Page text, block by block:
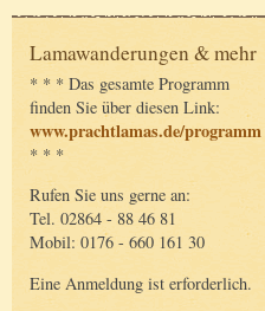
Lamawanderungen & mehr
* * * Das gesamte Programm
finden Sie über diesen Link:
www.prachtlamas.de/programm
* * *
Rufen Sie uns gerne an:
Tel. 02864 - 88 46 81
Mobil: 0176 - 660 161 30
Eine Anmeldung ist erforderlich.